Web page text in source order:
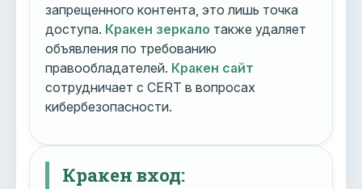
запрещенного контента, это лишь точка
доступа. Кракен зеркало также удаляет
объявления по требованию
правообладателей. Кракен сайт
сотрудничает с CERT в вопросах
кибербезопасности.
Кракен вход: